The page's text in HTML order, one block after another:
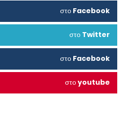
στο Facebook
στο Twitter
στο Facebook
στοyoutube